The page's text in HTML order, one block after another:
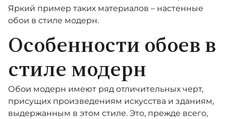
Velveteen
Marqueterie
Duet
ID
Lux
Яркий пример таких материалов – настенные
обои в стиле модерн.
Особенности обоев в
стиле модерн
Обои модерн имеют ряд отличительных черт,
присущих произведениям искусства и зданиям,
выдержанным в этом стиле. Это, прежде всего,